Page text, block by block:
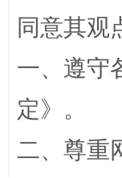
同意其观
一、遵守
定》。
二、尊重